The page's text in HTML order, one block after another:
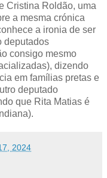
Cristina Roldão, uma
a mesma crónica
a ironia de ser
deputados
consigo mesmo
dizendo
em famílias pretas e
deputado
que Rita Matias é
2024